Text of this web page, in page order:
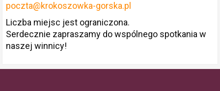
poczta@krokoszowka-gorska.pl
Liczba miejsc jest ograniczona.
Serdecznie zapraszamy do wspólnego spotkania w
naszej winnicy!